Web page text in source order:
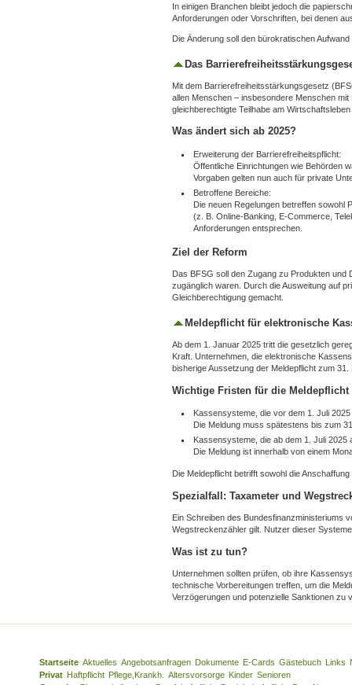
In einigen Branchen bleibt jedoch die
Anforderungen oder Vorschriften, bei denen
Die Änderung soll den bürokratischen
Das
Mit dem Barrierefreiheitsstärkungsgesetz
allen Menschen – insbesondere Menschen
gleichberechtigte Teilhabe am
Was ändert sich ab 2025?
Erweiterung der Barrierefreiheitspflicht:
Öffentliche Einrichtungen wie Behörden
Vorgaben gelten nun auch für private
Betroffene Bereiche:
Die neuen Regelungen betreffen
(z. B. Online-Banking, E-Commerce,
Anforderungen entsprechen.
Ziel der Reform
Das BFSG soll den Zugang zu Produkten
zugänglich waren. Durch die Ausweitung auf
Gleichberechtigung gemacht.
Meldepflicht für elektronische
Ab dem 1. Januar 2025 tritt die gesetzlich
Kraft. Unternehmen, die elektronische
bisherige Aussetzung der Meldepflicht zum
Wichtige Fristen für die Meldepflicht
Kassensysteme, die vor dem 1. Juli
Die Meldung muss spätestens bis zum
Kassensysteme, die ab dem 1. Juli 2025
Die Meldung ist innerhalb von einem
Die Meldepflicht betrifft sowohl die
Spezialfall: Taxameter und
Ein Schreiben des Bundesfinanzministeriums
Wegstreckenzähler gilt. Nutzer dieser
Was ist zu tun?
Unternehmen sollten prüfen, ob ihre
technische Vorbereitungen treffen, um die
Verzögerungen und potenzielle Sanktionen zu
Startseite Aktuelles Angebotsanfragen Dokumente E-Cards Gästebuch Links
Privat Haftpflicht Pflege,Krankh. Altersvorsorge Kinder Senioren